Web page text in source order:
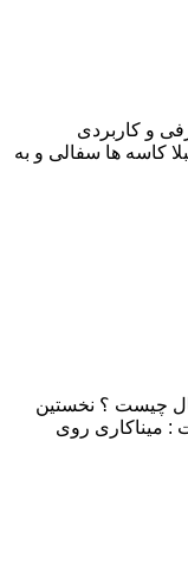
و کاربردی
کاسه ها سفالی و به
چیست ؟ نخستین
: میناکاری روی